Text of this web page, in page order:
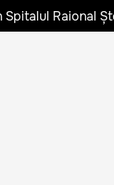
Raional